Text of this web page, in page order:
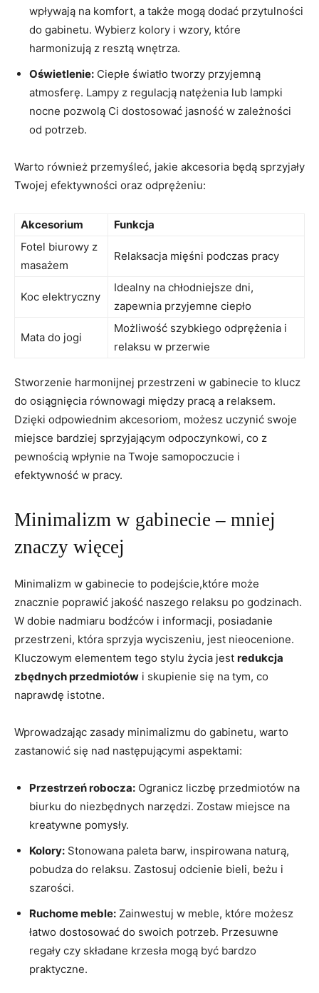
wpływają na komfort, a także mogą dodać przytulności
do gabinetu. Wybierz kolory i wzory, które
harmonizują z resztą wnętrza.
Oświetlenie: Ciepłe światło tworzy przyjemną
atmosferę. Lampy z regulacją natężenia lub lampki
nocne pozwolą Ci dostosować jasność w zależności
od potrzeb.
Warto również przemyśleć, jakie akcesoria będą sprzyjały
Twojej efektywności oraz odprężeniu:
Akcesorium
Funkcja
Fotel biurowy z
masażem
Relaksacja mięśni podczas pracy
Koc elektryczny
Idealny na chłodniejsze dni,
zapewnia przyjemne ciepło
Mata do jogi
Możliwość szybkiego odprężenia i
relaksu w przerwie
Stworzenie harmonijnej przestrzeni w gabinecie to klucz
do osiągnięcia równowagi między pracą a relaksem.
Dzięki odpowiednim akcesoriom, możesz uczynić swoje
miejsce bardziej sprzyjającym odpoczynkowi, co z
pewnością wpłynie na Twoje samopoczucie i
efektywność w pracy.
Minimalizm w gabinecie – mniej
znaczy więcej
Minimalizm w gabinecie to podejście,które może
znacznie poprawić jakość naszego relaksu po godzinach.
W dobie nadmiaru bodźców i informacji, posiadanie
przestrzeni, która sprzyja wyciszeniu, jest nieocenione.
Kluczowym elementem tego stylu życia jest redukcja
zbędnych przedmiotów i skupienie się na tym, co
naprawdę istotne.
Wprowadzając zasady minimalizmu do gabinetu, warto
zastanowić się nad następującymi aspektami:
Przestrzeń robocza: Ogranicz liczbę przedmiotów na
biurku do niezbędnych narzędzi. Zostaw miejsce na
kreatywne pomysły.
Kolory: Stonowana paleta barw, inspirowana naturą,
pobudza do relaksu. Zastosuj odcienie bieli, beżu i
szarości.
Ruchome meble: Zainwestuj w meble, które możesz
łatwo dostosować do swoich potrzeb. Przesuwne
regały czy składane krzesła mogą być bardzo
praktyczne.